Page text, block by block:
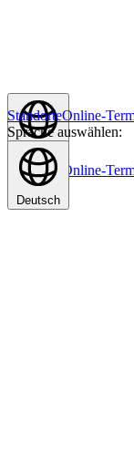
Deutsch
Standorte Online-
StandorteOnline-
Sprache auswählen:
Deutsch